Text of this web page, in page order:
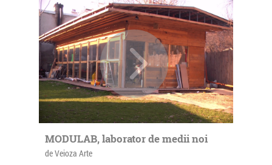
MODULAB, laborator de medii noi
de Veioza Arte